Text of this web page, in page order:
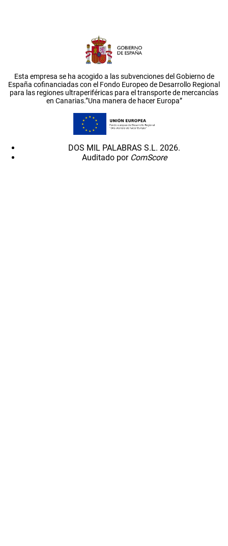
Esta empresa se ha acogido a las subvenciones del Gobierno de
España cofinanciadas con el Fondo Europeo de Desarrollo Regional
para las regiones ultraperiféricas para el transporte de mercancías
en Canarias.”Una manera de hacer Europa”
DOS MIL PALABRAS S.L. 2026.
Auditado por ComScore